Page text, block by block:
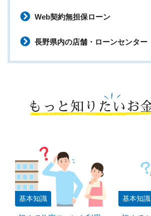
Web契約無担保ローン
長野県内の店舗・ローンセンター
もっと知りたいお
基本知識 基本知識